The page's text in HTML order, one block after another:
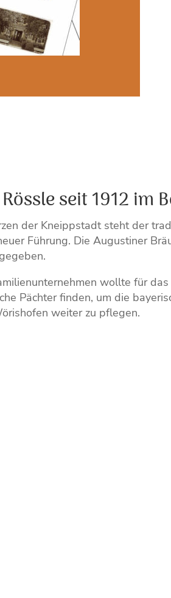
seit 1912 im
der Kneippstadt steht der
Führung. Die Augustiner
wollte für
Pächter finden, um die
weiter zu pflegen.